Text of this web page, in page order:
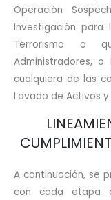
Operación
Investigación para
Terrorismo o
Administradores, o
cualquiera de las
Lavado de Activos y
A continuación, se
con cada etapa